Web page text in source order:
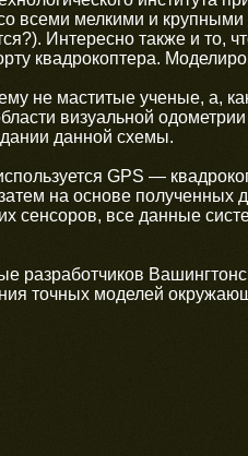
всеми мелкими и крупными
Интересно также и то,
квадрокоптера.
не маститые ученые, а,
визуальной
данной схемы.
GPS —
на основе полученных
сенсоров, все данные
разработчиков
точных моделей